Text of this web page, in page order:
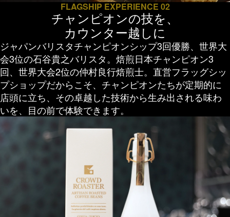
FLAGSHIP EXPERIENCE 02
チャンピオンの技を、
カウンター越しに
ジャパンバリスタチャンピオンシップ3回優勝、世界大
会3位の石谷貴之バリスタ。焙煎日本チャンピオン3
回、世界大会2位の仲村良行焙煎士。直営フラッグシッ
プショップだからこそ、チャンピオンたちが定期的に
店頭に立ち、その卓越した技術から生み出される味わ
いを、目の前で体験できます。